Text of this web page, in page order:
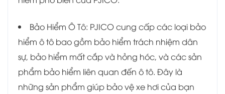
Bảo Hiểm Ô Tô: PJICO cung cấp các loại bảo
hiểm ô tô bao gồm bảo hiểm trách nhiệm dân
sự, bảo hiểm mất cắp và hỏng hóc, và các sản
phẩm bảo hiểm liên quan đến ô tô. Đây là
những sản phẩm giúp bảo vệ xe hơi của bạn